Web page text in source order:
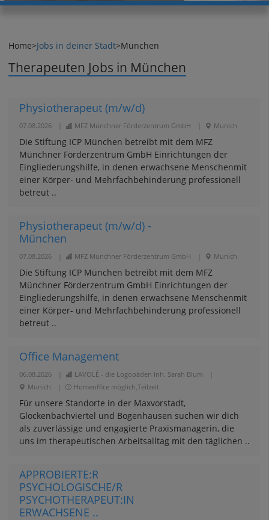
Therapeuten Jobs in München
Home>Jobs in deiner Stadt>München
Physiotherapeut (m/w/d)
07.08.2026 MFZ Münchner Förderzentrum GmbH Munich
Die Stiftung ICP München betreibt mit dem MFZ
Münchner Förderzentrum GmbH Einrichtungen der
Eingliederungshilfe, in denen erwachsene Menschenmit
einer Körper- und Mehrfachbehinderung professionell
betreut ..
Physiotherapeut (m/w/d) -
München
07.08.2026 MFZ Münchner Förderzentrum GmbH Munich
Die Stiftung ICP München betreibt mit dem MFZ
Münchner Förderzentrum GmbH Einrichtungen der
Eingliederungshilfe, in denen erwachsene Menschenmit
einer Körper- und Mehrfachbehinderung professionell
betreut ..
Office Management
06.08.2026 LAVOLÉ - die Logopäden Inh. Sarah Blum
Munich
Homeoffice möglich,Teilzeit
Für unsere Standorte in der Maxvorstadt,
Glockenbachviertel und Bogenhausen suchen wir dich
als zuverlässige und engagierte Praxismanagerin, die
uns im therapeutischen Arbeitsalltag mit den täglichen ..
APPROBIERTE:R
PSYCHOLOGISCHE/R
PSYCHOTHERAPEUT:IN
ERWACHSENE ..